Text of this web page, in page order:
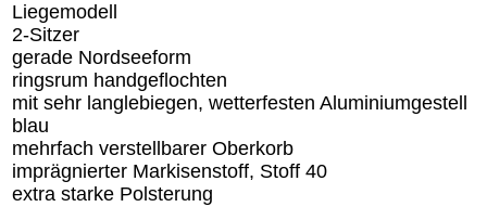
Liegemodell
2-Sitzer
gerade Nordseeform
ringsrum handgeflochten
mit sehr langlebiegen, wetterfesten Aluminiumgestell
blau
mehrfach verstellbarer Oberkorb
imprägnierter Markisenstoff, Stoff 40
extra starke Polsterung